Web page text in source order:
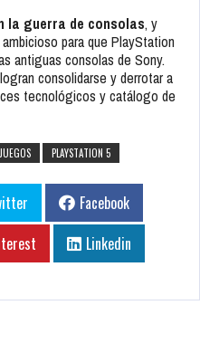
la guerra de consolas, y
para que PlayStation
antiguas consolas de Sony.
consolidarse y derrotar a
tecnológicos y catálogo de
JUEGOS PLAYSTATION 5
Facebook
Linkedin